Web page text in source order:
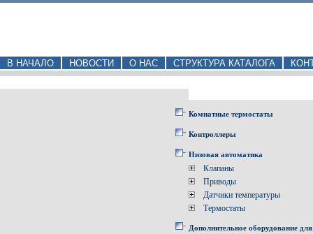
В НАЧАЛО НОВОСТИ О НАС СТРУКТУРА КАТАЛОГА
Комнатные термостаты
Контроллеры
Низовая автоматика
Клапаны
Приводы
Датчики температуры
Термостаты
Дополнительное оборудование